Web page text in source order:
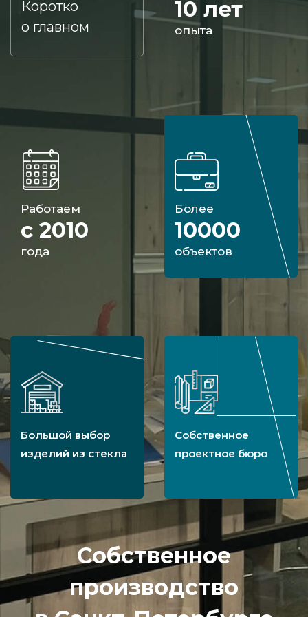
стекла типа триплекс, вам нужна, вам
будет сообщена предварительная
стоимость заказа.
замеров. Ему можно будет вручить
предоплату. После этого начнётся
процесс дизайна и изготовления
перегородки.
Когда изделие из триплекса будет
готово, оно будет доставлено,
установлено, только после этого
происходит полный расчёт за
конструкцию, выполненную из стекла.
Уточните, сколько стоит монтаж под ключ
прочных и крепких перегородок из стекла
триплекс, проконсультировавшись у наших
операторов. Вы можете купить подходящий
вариант на выгодных условиях — закажите
ограждения уже сегодня.
Коротко
о главном
10 лет
опыта
Работаем
с 2010
года
Более
10000
объектов
Большой выбор
изделий из стекла
Собственное
проектное бюро
Собственное
производство